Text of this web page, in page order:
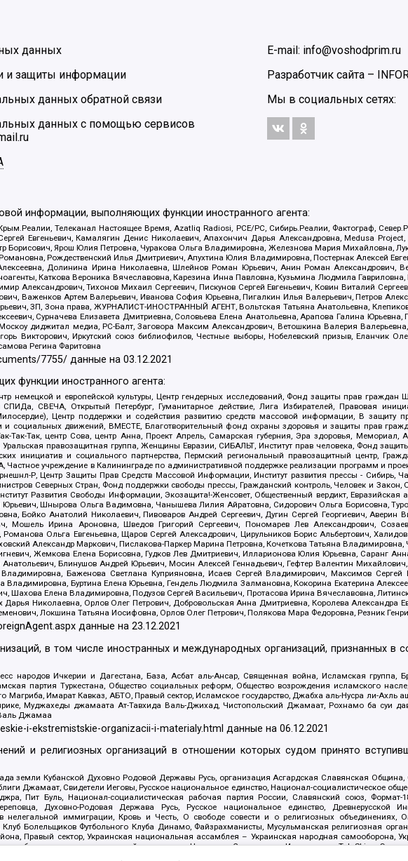
данных
и защиты информации
данных обратной связи
данных с помощью сервисов
E-mail: info@voshodprim.ru
Разработчик сайта –
Мы в социальных сетях:
информации, выполняющих функции иностранного агента:
Телеканал Настоящее Время, Azatliq Radiosi, PCE/PC, Сибирь.Реалии, Фактограф,
Евгеньевич, Камалягин Денис Николаевич, Апахончич Дарья Александровна, Medusa
Борисович, Ярош Юлия Петровна, Чуракова Ольга Владимировна, Железнова Мария Михайловна,
Рождественский Илья Дмитриевич, Апухтина Юлия Владимировна, Постернак Алексей
Долинина Ирина Николаевна, Шлейнов Роман Юрьевич, Анин Роман Александрович,
Каткова Вероника Вячеславовна, Карезина Инна Павловна, Кузьмина Людмила
Александрович, Тихонов Михаил Сергеевич, Пискунов Сергей Евгеньевич, Ковин Виталий
Важенков Артем Валерьевич, Иванова София Юрьевна, Пигалкин Илья Валерьевич, Петров
ЗП, Зона права, ЖУРНАЛИСТ-ИНОСТРАННЫЙ АГЕНТ, Вольтская Татьяна Анатольевна,
Сурначева Елизавета Дмитриевна, Соловьева Елена Анатольевна, Арапова Галина
диджитал медиа, РС-Балт, Заговора Максим Александрович, Ветошкина Валерия
Викторович, Иркутский союз библиофилов, Честные выборы, Нобелевский призыв, Еланчик
Регина Фаритовна
7755/ данные на03.12.2021
функции иностранного агента:
немецкой и европейской культуры, Центр гендерных исследований, Фонд защиты прав граждан
СВЕЧА, Открытый Петербург, Гуманитарное действие, Лига Избирателей, Правовая
Центр поддержки и содействия развитию средств массовой информации, В защиту
и социальных движений, ВМЕСТЕ, Благотворительный фонд охраны здоровья и защиты прав
Так-Так, центр Сова, центр Анна, Проект Апрель, Самарская губерния, Эра здоровья,
правозащитная группа, Женщины Евразии, СИБАЛЬТ, Институт прав человека, Фонд
инициатив и социального партнерства, Пермский региональный правозащитный центр,
учреждение в Калининграде по административной поддержке реализации программ и
Р, Центр Защиты Прав Средств Массовой Информации, Институт развития прессы - Сибирь,
Северных Стран, Фонд поддержки свободы прессы, Гражданский контроль, Человек и
Развития Свободы Информации, Экозащита!-Женсовет, Общественный вердикт,
Шнырова Ольга Вадимовна, Чанышева Лилия Айратовна, Сидорович Ольга Борисовна,
Бойко Анатолий Николаевич, Пивоваров Андрей Сергеевич, Дугин Сергей Георгиевич, Аверин
Мошель Ирина Ароновна, Шведов Григорий Сергеевич, Пономарев Лев Александрович,
Ольга Евгеньевна, Щаров Сергей Алексадрович, Цирульников Борис Альбертович,
Александр Маркович, Пислакова-Паркер Марина Петровна, Кочеткова Татьяна
Жемкова Елена Борисовна, Гудков Лев Дмитриевич, Илларионова Юлия Юрьевна, Саранг
Блинушов Андрей Юрьевич, Мосин Алексей Геннадьевич, Гефтер Валентин
Баженова Светлана Куприяновна, Исаев Сергей Владимирович, Максимов
Владимировна, Буртина Елена Юрьевна, Гендель Людмила Залмановна, Кокорина Екатерина
Шахова Елена Владимировна, Подузов Сергей Васильевич, Протасова Ирина Вячеславовна,
Николаевна, Орлов Олег Петрович, Добровольская Анна Дмитриевна, Королева Александра
Локшина Татьяна Иосифовна, Орлов Олег Петрович, Полякова Мара Федоровна, Резник
данные на23.12.2021
в том числе иностранных и международных организаций, признанных в
народов Ичкерии и Дагестана, База, Асбат аль-Ансар, Священная война, Исламская группа,
партия Туркестана, Общество социальных реформ, Общество возрождения исламского
Магриба, Имарат Кавказ, АБТО, Правый сектор, Исламское государство, Джабха аль-Нусра ли-
Муджахеды джамаата Ат-Тавхида Валь-Джихад, Чистопольский Джамаат, Рохнамо ба суи
Джамаа
i-ekstremistskie-organizacii-i-materialy.html данные на06.12.2021
и религиозных организаций в отношении которых судом принято
земли Кубанской Духовно Родовой Державы Русь, организация Асгардская Славянская
Джамаат, Свидетели Иеговы, Русское национальное единство, Национал-социалистическое
Пит Буль, Национал-социалистическая рабочая партия России, Славянский союз,
Духовно-Родовая Держава Русь, Русское национальное единство, Древнерусской
иммиграции, Кровь и Честь, О свободе совести и о религиозных объединениях,
Клуб Болельщиков Футбольного Клуба Динамо, Файзрахманисты, Мусульманская религиозная
Правый сектор, Украинская национальная ассамблея – Украинская народная самооборона,
объединение последователей инглиизма, Народная Социальная Инициатива, TulaSkins,